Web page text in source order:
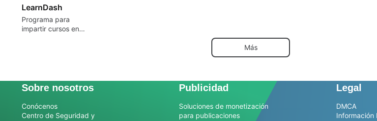
LearnDash
Programa para
impartir cursos en
Más
Sobre nosotros
Conócenos
Centro de Seguridad y
Publicidad
Soluciones de monetización
para publicaciones
Legal
DMCA
Información